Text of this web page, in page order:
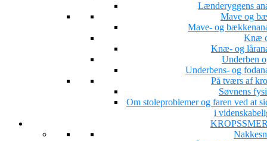
Lænderyggens
Mave og
Mave- og
Knæ
Knæ- og
Underben
Underbens- og
På tværs af
Søvnens
Om stoleproblemer og faren ved at
i